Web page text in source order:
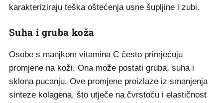
karakteriziraju teška oštećenja usne šupljine i zubi.
Suha i gruba koža
Osobe s manjkom vitamina C često primjećuju
promjene na koži. Ona može postati gruba, suha i
sklona pucanju. Ove promjene proizlaze iz smanjenja
sinteze kolagena, što utječe na čvrstoću i elastičnost